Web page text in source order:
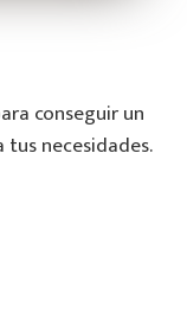
conseguir un
necesidades.